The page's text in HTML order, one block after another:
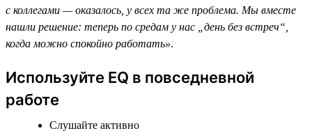
с коллегами — оказалось, у всех та же проблема. Мы вместе
нашли решение: теперь по средам у нас „день без встреч“,
когда можно спокойно работать».
Используйте EQ в повседневной
работе
Слушайте активно